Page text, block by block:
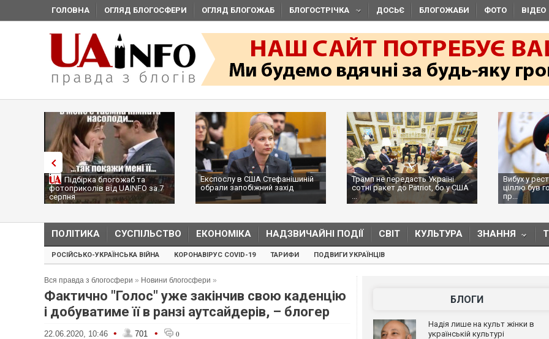
ГОЛОВНА ОГЛЯД БЛОГОСФЕРИ ОГЛЯД БЛОГОЖАБ БЛОГОСТРІЧКА ДОСЬЄ БЛОГОЖАБИ ФОТО ВІДЕО
Підбірка блогожаб та
фотоприколів від UAINFO за 7
серпня
Експослу в США Стефанішиній
обрали запобіжний захід
Трамп не передасть Україні
сотні ракет до Patriot, бо у США
...
Вибух у
ціллю був
пр...
ПОЛІТИКА СУСПІЛЬСТВО ЕКОНОМІКА НАДЗВИЧАЙНІ ПОДІЇ СВІТ КУЛЬТУРА ЗНАННЯ
РОСІЙСЬКО-УКРАЇНСЬКА ВІЙНА КОРОНАВІРУС COVID-19 ТАРИФИ ПОДВИГИ УКРАЇНЦІВ
Вся правда з блогосфери » Новини блогосфери »
Фактично "Голос" уже закінчив свою каденцію
і добуватиме її в ранзі аутсайдерів, – блогер
22.06.2020, 10:46 • 701 • 0
БЛОГИ
Надія лише на культ жінки в
українській культурі